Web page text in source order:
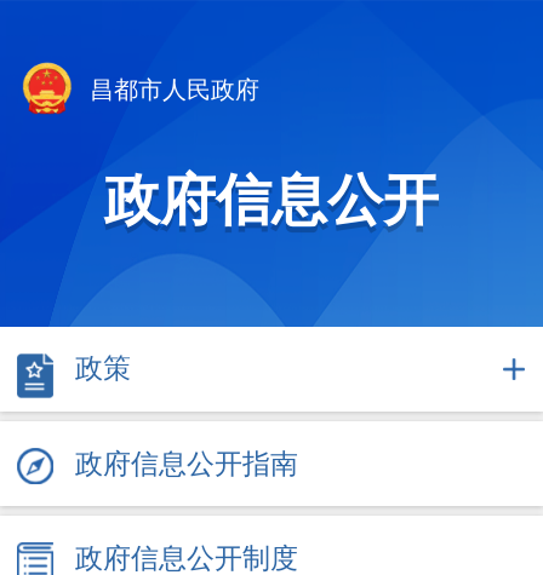
昌都市人民政府
政府信息公开
政策
政府信息公开指南
政府信息公开制度